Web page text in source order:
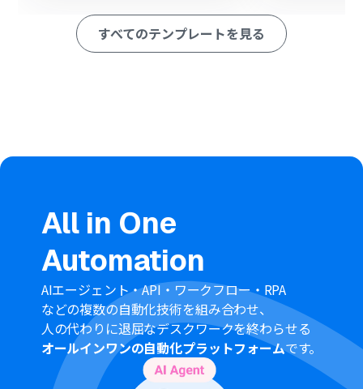
ペレーション」：トリガー起動後、フロー内で処理を行うアク
Freshdeskでコンタクトを作成するアクションで、AIが抽
■注意事項
Microsoft TeamsとFreshdeskのそれぞれとYoomを連携
してください。
トリガーは5分、10分、15分、30分、60分の間隔で起動
間隔を選択できます。
プランによって最短の起動間隔が異なりますので、ご注意
ください。
Microsoft365（旧Office365）には、家庭向けプランと一
般法人向けプラン（Microsoft365 Business）があり、一
般法人向けプランに加入していない場合には認証に失敗
する可能性があります。
すべてのテンプレートを見る
All in One
Automation
AIエージェント・API・ワークフロー・RPA
などの複数の自動化技術を組み合わせ、
人の代わりに退屈なデスクワークを終わらせる
オールインワンの自動化プラットフォームです。